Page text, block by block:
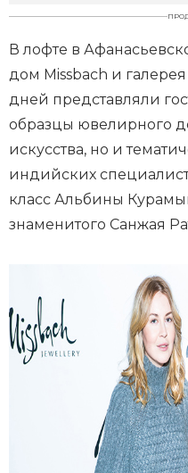
В лофте в
дом Missbach и
дней представляли
образцы ювелирного
искусства, но и
индийских
класс Альбины
знаменитого Санжая